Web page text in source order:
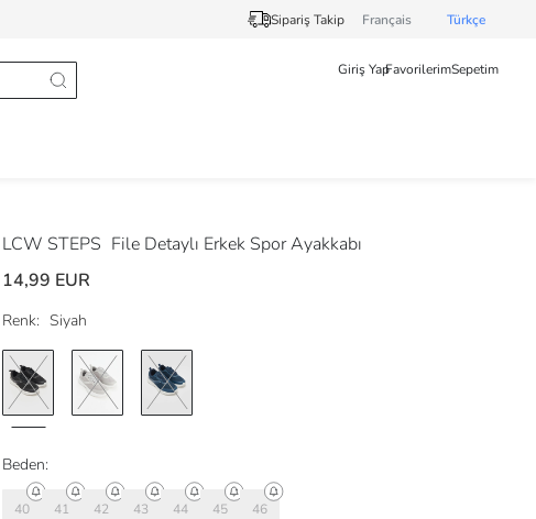
Sipariş Takip Français Türkçe
Giriş YapFavorilerimSepetim
LCW STEPS File Detaylı Erkek Spor Ayakkabı
14,99 EUR
Renk: Siyah
Beden:
40 41 42 43 44 45 46